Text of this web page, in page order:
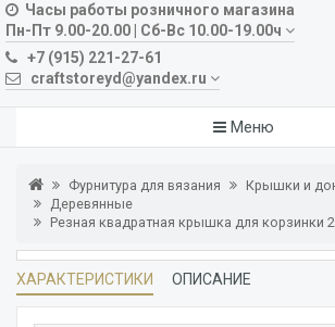
Часы работы розничного магазина
Пн-Пт 9.00-20.00 | Сб-Вс 10.00-19.00ч
+7 (915) 221-27-61
craftstoreyd@yandex.ru
Меню
Фурнитура для вязания
Крышки и
Деревянные
Резная квадратная крышка для корзинки
ХАРАКТЕРИСТИКИ ОПИСАНИЕ